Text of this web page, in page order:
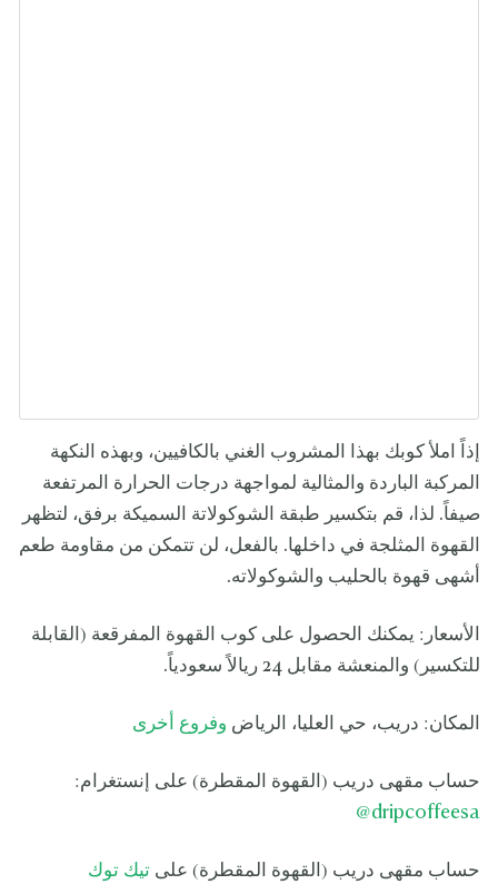
إذاً املأ كوبك بهذا المشروب الغني بالكافيين، وبهذه النكهة
المركبة الباردة والمثالية لمواجهة درجات الحرارة المرتفعة
صيفاً. لذا، قم بتكسير طبقة الشوكولاتة السميكة برفق، لتظهر
القهوة المثلجة في داخلها. بالفعل، لن تتمكن من مقاومة طعم
أشهى قهوة بالحليب والشوكولاته.
الأسعار: يمكنك الحصول على كوب القهوة المفرقعة (القابلة
للتكسير) والمنعشة مقابل 24 ريالاً سعودياً.
المكان: دريب، حي العليا، الرياض وفروع أخرى
حساب مقهى دريب (القهوة المقطرة) على إنستغرام:
dripcoffeesa@
حساب مقهى دريب (القهوة المقطرة) على تيك توك